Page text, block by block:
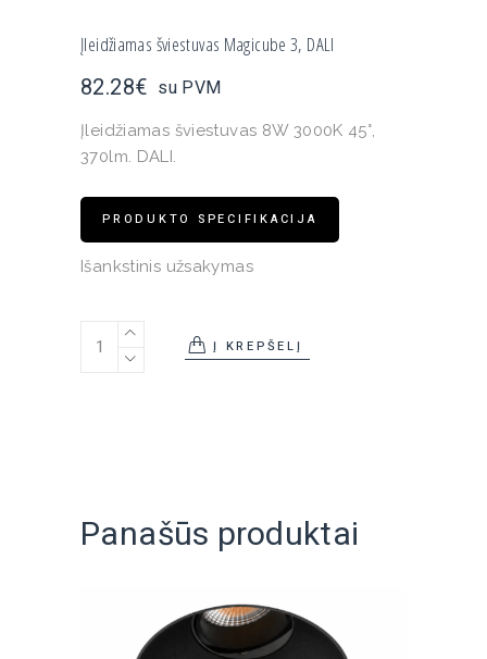
Įleidžiamas šviestuvas Magicube 3, DALI
82.28€ su PVM
Įleidžiamas šviestuvas 8W 3000K 45°,
370lm. DALI.
PRODUKTO SPECIFIKACIJA
Išankstinis užsakymas
Įleidžiamas šviestuvas Magicube 3, DALI quantity
Į KREPŠELĮ
Panašūs produktai